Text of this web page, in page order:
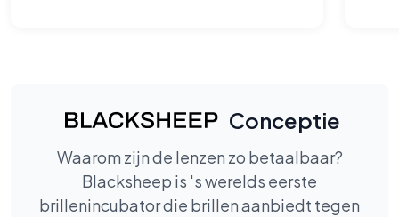
Conceptie
Waarom zijn de lenzen zo betaalbaar?
Blacksheep is 's werelds eerste
brillenincubator die brillen aanbiedt tegen